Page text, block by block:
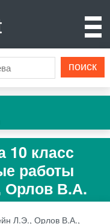
10 класс
работы
Орлов В.А.
Л.Э., Орлов В.А.,